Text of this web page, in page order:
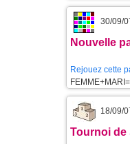
30/09/
Nouvelle
Rejouez cette
18/09/
Tournoi de